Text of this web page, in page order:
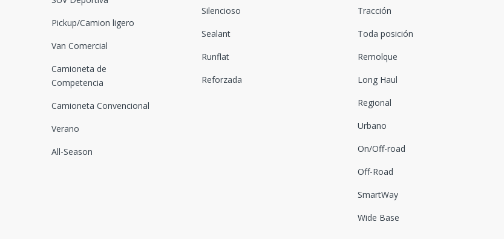
Pickup/Camion ligero
Van Comercial
Camioneta de
Competencia
Camioneta Convencional
Verano
All-Season
Silencioso
Sealant
Runflat
Reforzada
Tracción
Toda posición
Remolque
Long Haul
Regional
Urbano
On/Off-road
Off-Road
SmartWay
Wide Base